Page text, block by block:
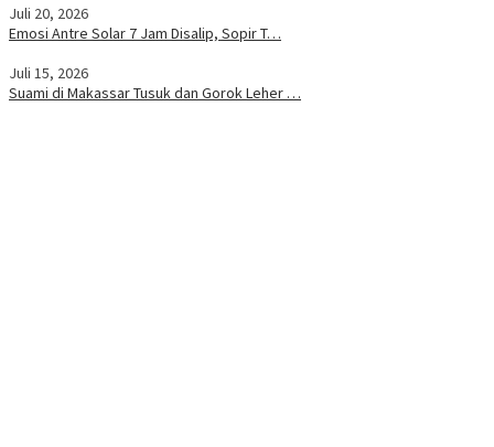
Juli 20, 2026
Emosi Antre Solar 7 Jam Disalip, Sopir T…
Juli 15, 2026
Suami di Makassar Tusuk dan Gorok Leher …